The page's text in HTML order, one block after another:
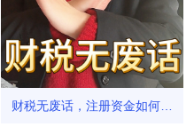
财税无废话，注册资金如何汇